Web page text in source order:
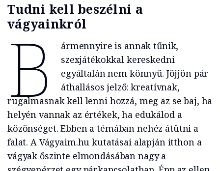
Tudni kell beszélni a
vágyainkról
B
ármennyire is annak tűnik,
szexjátékokkal kereskedni
egyáltalán nem könnyű. Jöjjön pár
áthallásos jelző: kreatívnak,
rugalmasnak kell lenni hozzá, meg az se baj, ha
helyén vannak az értékek, ha edukálod a
közönséget. Ebben a témában nehéz átütni a
falat. A Vágyaim.hu kutatásai alapján itthon a
vágyak őszinte elmondásában nagy a